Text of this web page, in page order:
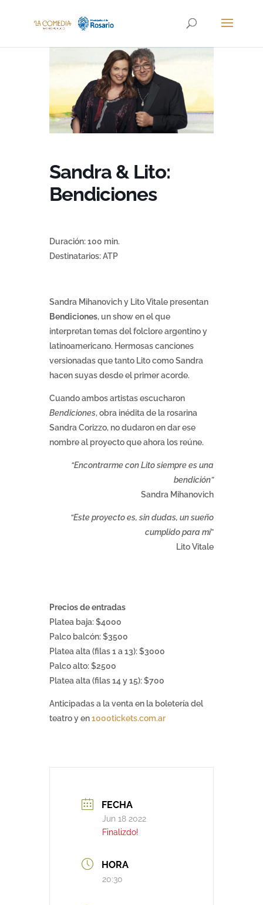
Sandra & Lito:
Bendiciones
Duración: 100 min.
Destinatarios: ATP
Sandra Mihanovich y Lito Vitale presentan
Bendiciones, un show en el que
interpretan temas del folclore argentino y
latinoamericano. Hermosas canciones
versionadas que tanto Lito como Sandra
hacen suyas desde el primer acorde.
Cuando ambos artistas escucharon
Bendiciones, obra inédita de la rosarina
Sandra Corizzo, no dudaron en dar ese
nombre al proyecto que ahora los reúne.
“Encontrarme con Lito siempre es una
bendición”
Sandra Mihanovich
“Este proyecto es, sin dudas, un sueño
cumplido para mí”
Lito Vitale
Precios de entradas
Platea baja: $4000
Palco balcón: $3500
Platea alta (filas 1 a 13): $3000
Palco alto: $2500
Platea alta (filas 14 y 15): $700
Anticipadas a la venta en la boletería del
teatro y en1000tickets.com.ar
FECHA
Jun 18 2022
Finalizdo!
HORA
20:30